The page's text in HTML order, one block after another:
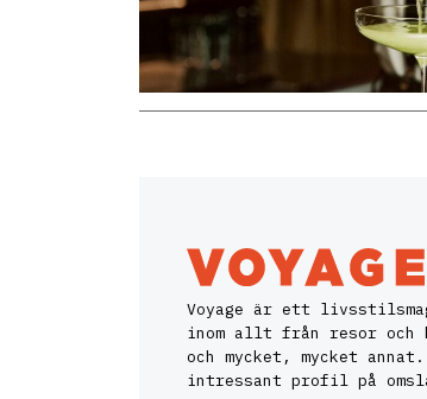
Voyage är ett
inom allt från resor
och mycket, mycket
intressant profil på